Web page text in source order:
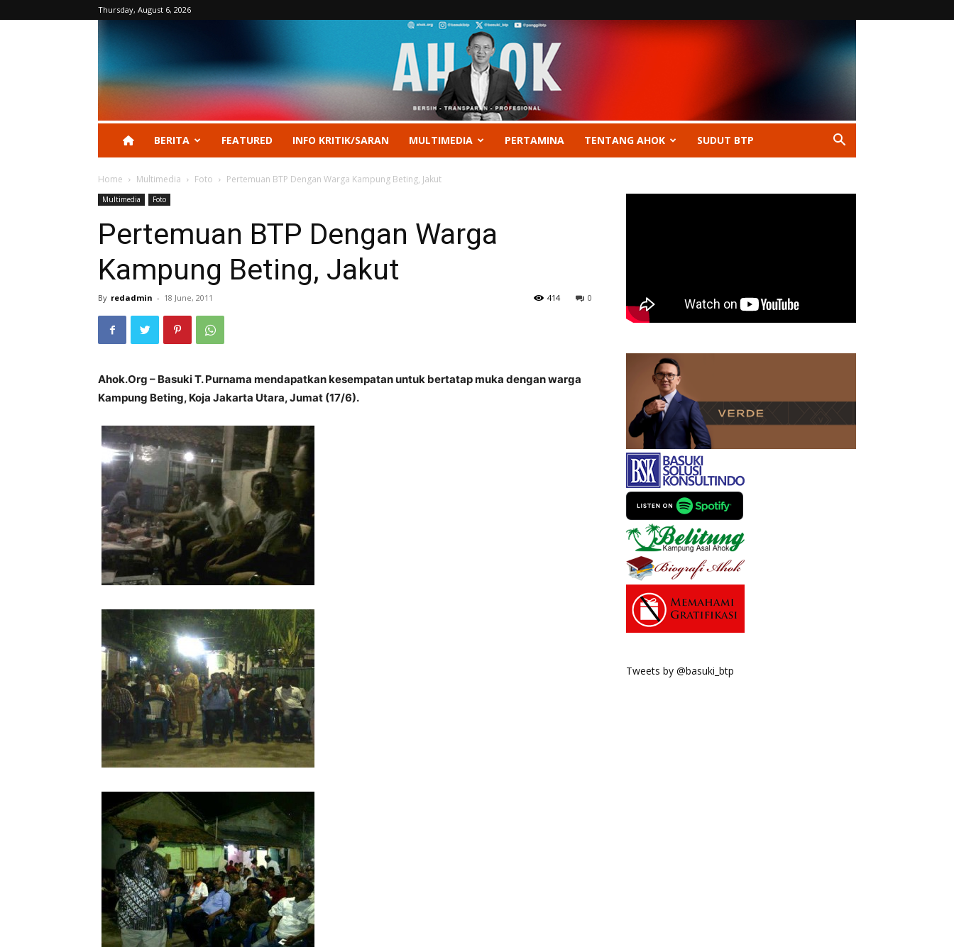
Thursday, August 6, 2026
BERITA FEATURED INFO KRITIK/SARAN MULTIMEDIA PERTAMINA TENTANG AHOK SUDUT BTP
Home Multimedia Foto Pertemuan BTP Dengan Warga Kampung Beting, Jakut
Multimedia Foto
Pertemuan BTP Dengan Warga
Kampung Beting, Jakut
By redadmin - 18 June, 2011 0
414
Ahok.Org – Basuki T. Purnama mendapatkan kesempatan untuk bertatap muka dengan warga
Kampung Beting, Koja Jakarta Utara, Jumat (17/6).
Tweets by @basuki_btp